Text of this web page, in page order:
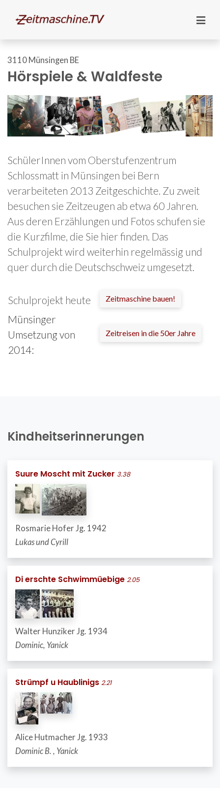
3110 Münsingen BE
Hörspiele & Waldfeste
SchülerInnen vom Oberstufenzentrum
Schlossmatt in Münsingen bei Bern
verarbeiteten 2013 Zeitgeschichte. Zu zweit
besuchen sie Zeitzeugen ab etwa 60 Jahren.
Aus deren Erzählungen und Fotos schufen sie
die Kurzfilme, die Sie hier finden. Das
Schulprojekt wird weiterhin regelmässig und
quer durch die Deutschschweiz umgesetzt.
Schulprojekt heute Zeitmaschine bauen!
Münsinger
Umsetzung von
2014:
Zeitreisen in die 50er Jahre
Kindheitserinnerungen
Suure Moscht mit Zucker 3.38
Rosmarie Hofer Jg. 1942
Lukas und Cyrill
Di erschte Schwimmüebige 2.05
Walter Hunziker Jg. 1934
Dominic, Yanick
Strümpf u Haublinigs 2.21
Alice Hutmacher Jg. 1933
Dominic B. , Yanick